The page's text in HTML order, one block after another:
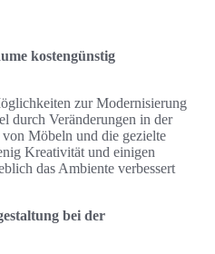
kostengünstig
zur Modernisierung
durch Veränderungen in der
Möbeln und die gezielte
Kreativität und einigen
das Ambiente verbessert
bei der